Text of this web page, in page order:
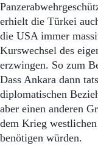
erhielt die Türkei
die USA immer
Kurswechsel des
erzwingen. So zum
Dass Ankara dann
diplomatischen
aber einen anderen
dem Krieg
benötigen würden.